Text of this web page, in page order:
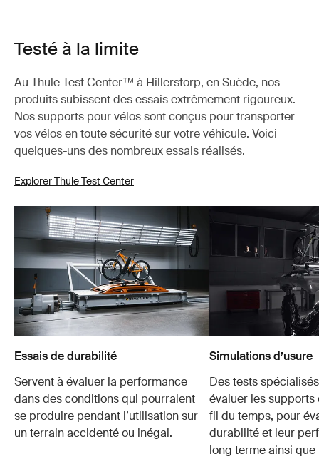
Testé à la limite
Au Thule Test Center™ à Hillerstorp, en Suède, nos
produits subissent des essais extrêmement rigoureux.
Nos supports pour vélos sont conçus pour transporter
vos vélos en toute sécurité sur votre véhicule. Voici
quelques-uns des nombreux essais réalisés.
Explorer Thule Test Center
Essais de durabilité
Servent à évaluer la performance
dans des conditions qui pourraient
se produire pendant l’utilisation sur
un terrain accidenté ou inégal.
Simulations d’usure
Des tests
évaluer les supports
fil du temps, pour
durabilité et leur
long terme ainsi